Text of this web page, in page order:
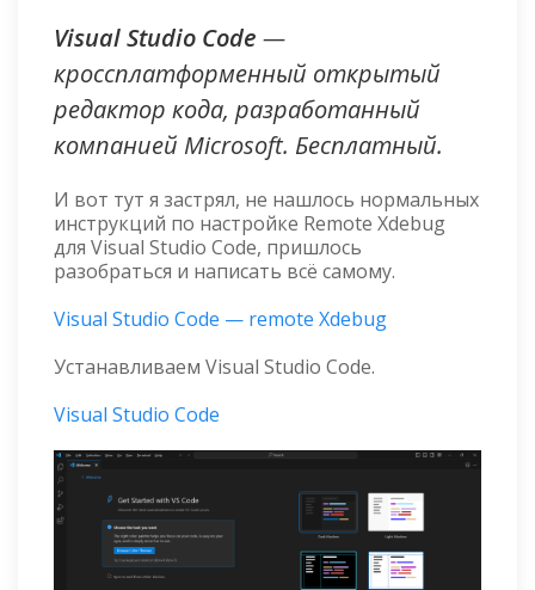
Visual Studio Code —
кроссплатформенный открытый
редактор кода, разработанный
компанией Microsoft. Бесплатный.
И вот тут я застрял, не нашлось нормальных
инструкций по настройке Remote Xdebug
для Visual Studio Code, пришлось
разобраться и написать всё самому.
Visual Studio Code — remote Xdebug
Устанавливаем Visual Studio Code.
Visual Studio Code